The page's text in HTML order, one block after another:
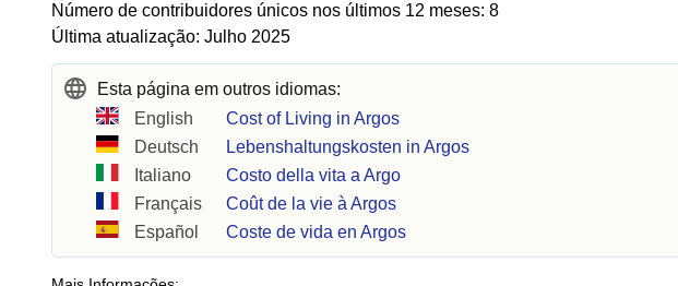
Número de contribuidores únicos nos últimos 12 meses: 8
Última atualização: Julho 2025
Esta página em outros idiomas:
English
Cost of Living in Argos
Deutsch
Lebenshaltungskosten in Argos
Italiano
Costo della vita a Argo
Français
Coût de la vie à Argos
Español
Coste de vida en Argos